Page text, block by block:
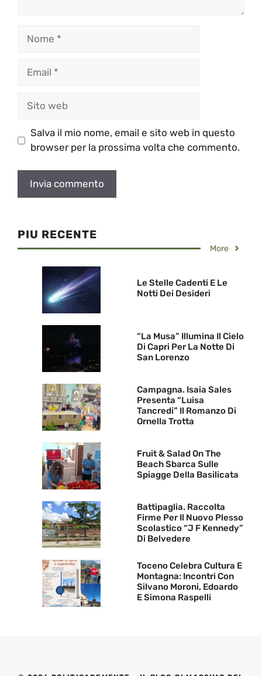
Salva il mio nome, email e sito web in questo
browser per la prossima volta che commento.
PIU RECENTE
More
Le Stelle Cadenti E Le
Notti Dei Desideri
“La Musa” Illumina Il Cielo
Di Capri Per La Notte Di
San Lorenzo
Campagna. Isaia Sales
Presenta “Luisa
Tancredi” Il Romanzo Di
Ornella Trotta
Fruit & Salad On The
Beach Sbarca Sulle
Spiagge Della Basilicata
Battipaglia. Raccolta
Firme Per Il Nuovo Plesso
Scolastico “J F Kennedy”
Di Belvedere
Toceno Celebra Cultura E
Montagna: Incontri Con
Silvano Moroni, Edoardo
E Simona Raspelli